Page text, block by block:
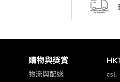
購物與獎賞
物流與配送
csl.